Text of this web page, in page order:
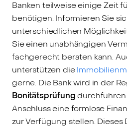
Banken teilweise einige Zeit
benötigen. Informieren Sie
unterschiedlichen
Sie einen unabhängigen
fachgerecht beraten kann.
unterstützen die
gerne. Die Bank wird in der
Bonitätsprüfungdurchführen
Anschluss eine formlose
zur Verfügung stellen. Dieses